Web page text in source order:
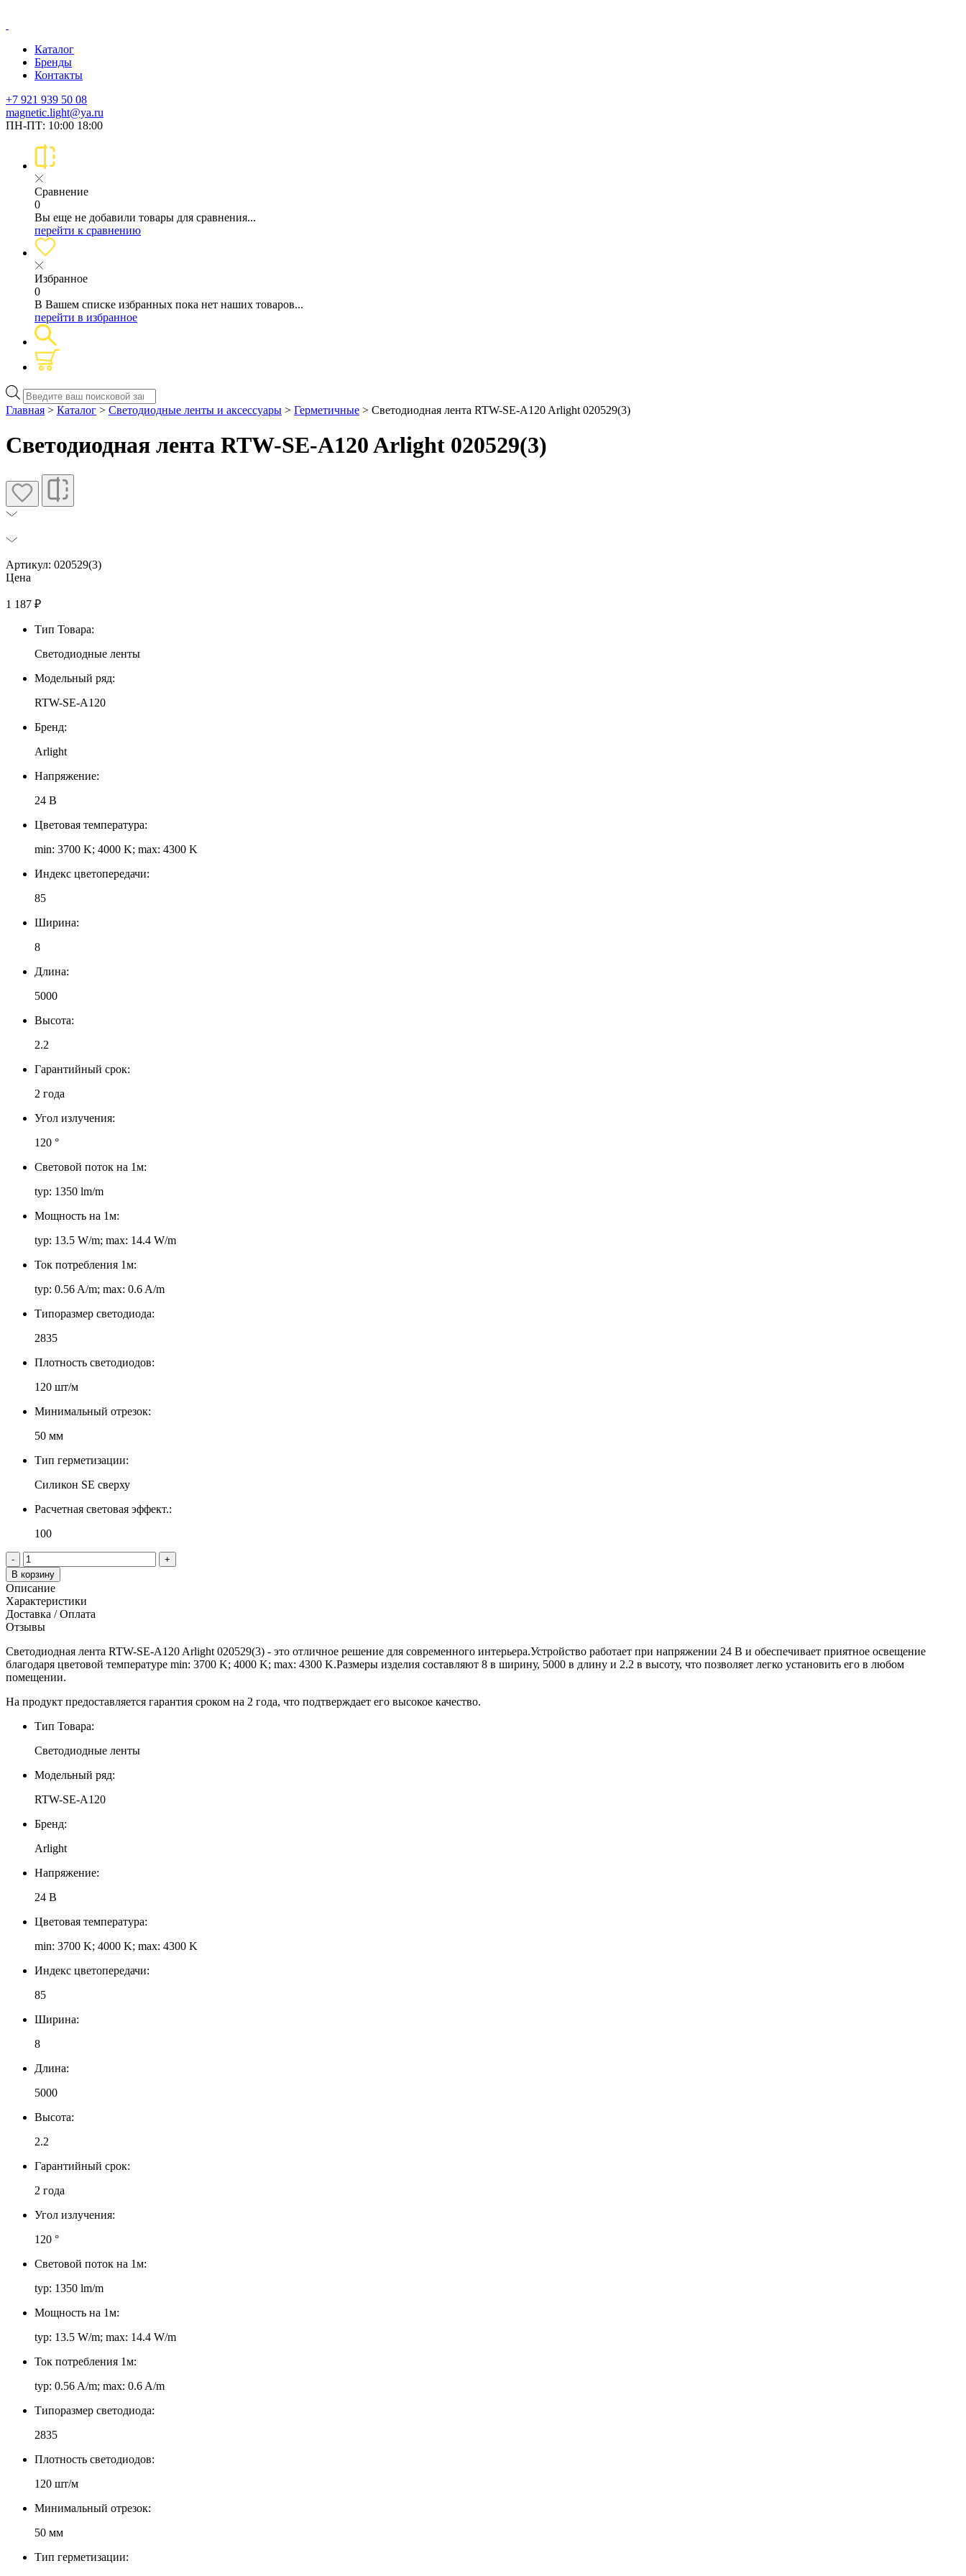
Каталог
Бренды
Контакты
+7 921 939 50 08
magnetic.light@ya.ru
ПН-ПТ: 10:00 18:00
Сравнение
0
Вы еще не добавили товары для сравнения...
перейти к сравнению
Избранное
0
В Вашем списке избранных пока нет наших товаров...
перейти в избранное
Поиск
товаров
Главная > Каталог > Светодиодные ленты и аксессуары > Герметичные > Светодиодная лента RTW-SE-A120 Arlight 020529(3)
Светодиодная лента RTW-SE-A120 Arlight 020529(3)
Артикул: 020529(3)
Цена
1 187 ₽
Тип Товара:
Светодиодные ленты
Модельный ряд:
RTW-SE-A120
Бренд:
Arlight
Напряжение:
24 В
Цветовая температура:
min: 3700 K; 4000 K; max: 4300 K
Индекс цветопередачи:
85
Ширина:
8
Длина:
5000
Высота:
2.2
Гарантийный срок:
2 года
Угол излучения:
120 °
Световой поток на 1м:
typ: 1350 lm/m
Мощность на 1м:
typ: 13.5 W/m; max: 14.4 W/m
Ток потребления 1м:
typ: 0.56 A/m; max: 0.6 A/m
Типоразмер светодиода:
2835
Плотность светодиодов:
120 шт/м
Минимальный отрезок:
50 мм
Тип герметизации:
Силикон SE сверху
Расчетная световая эффект.:
100
-
+
В корзину
Описание
Характеристики
Доставка / Оплата
Отзывы
Светодиодная лента RTW-SE-A120 Arlight 020529(3) - это отличное решение для современного интерьера.Устройство работает при напряжении 24 В и обеспечивает приятное освещение
благодаря цветовой температуре min: 3700 K; 4000 K; max: 4300 K.Размеры изделия составляют 8 в ширину, 5000 в длину и 2.2 в высоту, что позволяет легко установить его в любом
помещении.
На продукт предоставляется гарантия сроком на 2 года, что подтверждает его высокое качество.
Тип Товара:
Светодиодные ленты
Модельный ряд:
RTW-SE-A120
Бренд:
Arlight
Напряжение:
24 В
Цветовая температура:
min: 3700 K; 4000 K; max: 4300 K
Индекс цветопередачи:
85
Ширина:
8
Длина:
5000
Высота:
2.2
Гарантийный срок:
2 года
Угол излучения:
120 °
Световой поток на 1м:
typ: 1350 lm/m
Мощность на 1м:
typ: 13.5 W/m; max: 14.4 W/m
Ток потребления 1м:
typ: 0.56 A/m; max: 0.6 A/m
Типоразмер светодиода:
2835
Плотность светодиодов:
120 шт/м
Минимальный отрезок:
50 мм
Тип герметизации: